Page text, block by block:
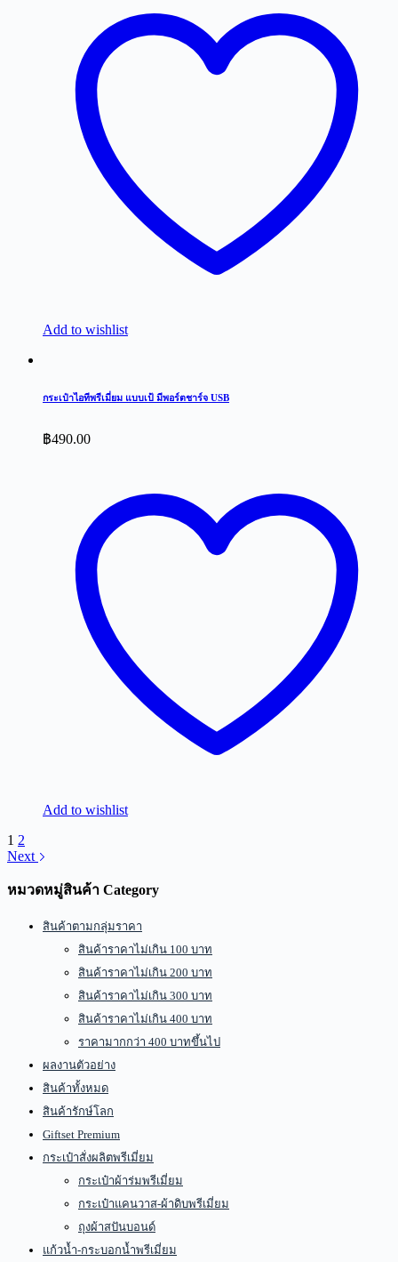
Add to wishlist
กระเป๋าไอทีพรีเมี่ยม แบบเป้ มีพอร์ตชาร์จ USB
฿490.00
Add to wishlist
1 2
Next
หมวดหมู่สินค้า Category
สินค้าตามกลุ่มราคา
สินค้าราคาไม่เกิน 100 บาท
สินค้าราคาไม่เกิน 200 บาท
สินค้าราคาไม่เกิน 300 บาท
สินค้าราคาไม่เกิน 400 บาท
ราคามากกว่า 400 บาทขึ้นไป
ผลงานตัวอย่าง
สินค้าทั้งหมด
สินค้ารักษ์โลก
Giftset Premium
กระเป๋าสั่งผลิตพรีเมี่ยม
กระเป๋าผ้าร่มพรีเมี่ยม
กระเป๋าแคนวาส-ผ้าดิบพรีเมี่ยม
ถุงผ้าสปันบอนด์
แก้วน้ำ-กระบอกน้ำพรีเมี่ยม